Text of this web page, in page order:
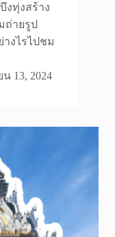
งทุ่งสร้าง
ถ่ายรูป
างไรไปชม
13, 2024